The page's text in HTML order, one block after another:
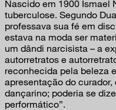
Nascido em 1900 Ismael
tuberculose. Segundo
professava sua fé em
estava na moda ser
um dândi narcisista – a
autorretratos e
reconhecida pela beleza
apresentação do
dançarino; poderia se
performático”.